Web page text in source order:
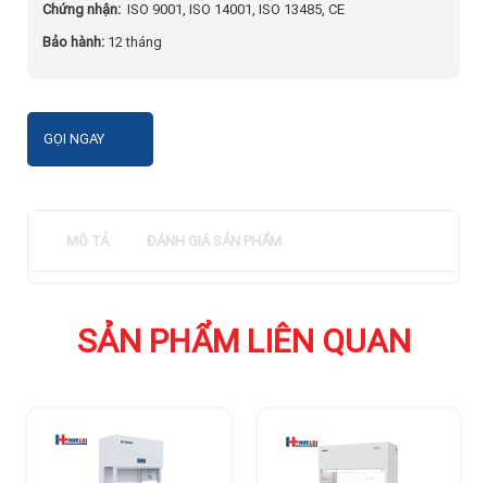
Chứng nhận: ISO 9001, ISO 14001, ISO 13485, CE
Bảo hành: 12 tháng
GỌI NGAY
MÔ TẢ ĐÁNH GIÁ SẢN PHẨM
SẢN PHẨM LIÊN QUAN